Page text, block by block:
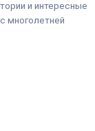
и интересные
многолетней